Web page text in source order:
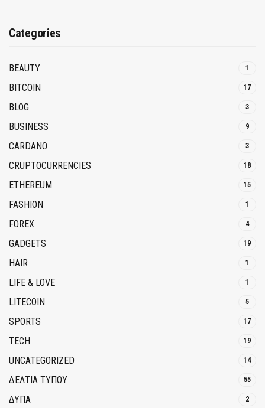
Categories
BEAUTY 1
BITCOIN 17
BLOG 3
BUSINESS 9
CARDANO 3
CRUPTOCURRENCIES 18
ETHEREUM 15
FASHION 1
FOREX 4
GADGETS 19
HAIR 1
LIFE & LOVE 1
LITECOIN 5
SPORTS 17
TECH 19
UNCATEGORIZED 14
ΔΕΛΤΙΑ ΤΥΠΟΥ 55
ΔΥΠΑ 2